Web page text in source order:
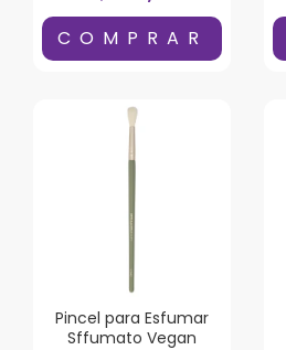
Pincel para Esfumar
Sffumato Vegan